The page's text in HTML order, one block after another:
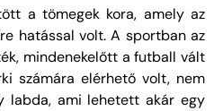
a tömegek kora, amely az
hatással volt. A sportban az
mindenekelőtt a futball vált
számára elérhető volt, nem
labda, ami lehetett akár egy